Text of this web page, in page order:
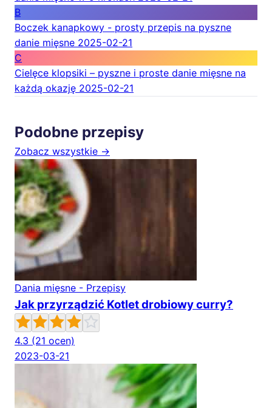
B
Boczek kanapkowy - prosty przepis na pyszne
danie mięsne 2025-02-21
C
Cielęce klopsiki – pyszne i proste danie mięsne na
każdą okazję 2025-02-21
Podobne przepisy
Zobacz wszystkie →
Dania mięsne - Przepisy
Jak przyrządzić Kotlet drobiowy curry?
4.3 (21 ocen)
2023-03-21